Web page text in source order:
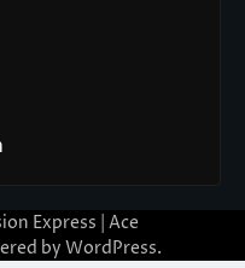
Express | Ace
by WordPress.